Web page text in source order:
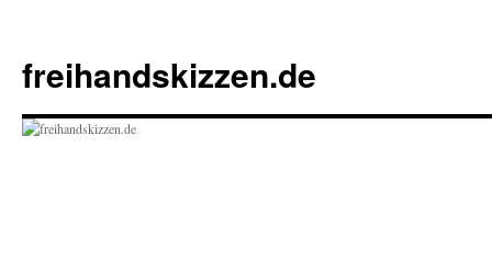
springen
freihandskizzen.de